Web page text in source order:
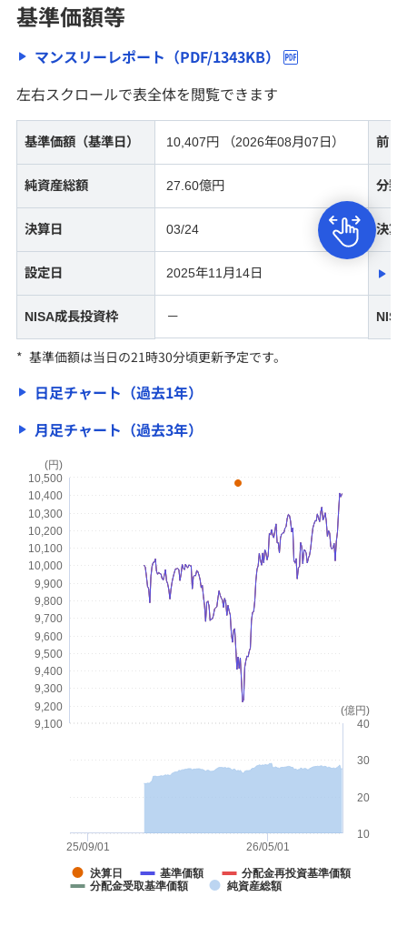
みずほ証券の投資信託トータルリターン通知につい
て
債券
ファンドラップ
NISA
保険・年金保険
キャンペーン情報
新規公開株式（IPO）
公募・売出株式（PO）
国内株式
外国株式
個人向け国債の特徴
サービス
投資情報・セミナー
セキュリティ
基準価額等
マンスリーレポート（PDF/1343KB）
左右スクロールで表全体を閲覧できます
基準価額（基準日） 10,407円 （2026年08月07日） 前日
純資産総額 27.60億円 分類
決算日 03/24 決算
設定日 2025年11月14日
NISA成長投資枠 －
* 基準価額は当日の21時30分頃更新予定です。
日足チャート（過去1年）
月足チャート（過去3年）
(円)
(億円)
決算日 基準価額
分配金再投資基準価額
分配金受取基準価額
純資産総額
25/09/01 26/05/01
9,100
9,200
9,300
9,400
9,500
9,600
9,700
9,800
9,900
10,000
10,100
10,200
10,300
10,400
10,500
10
20
30
40